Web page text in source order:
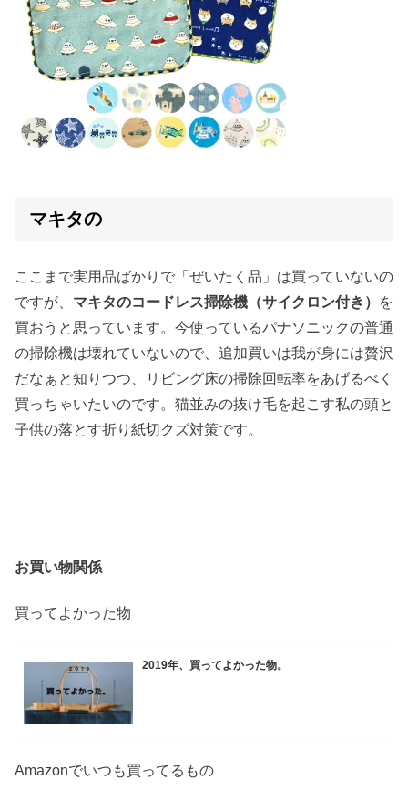
マキタの
ここまで実用品ばかりで「ぜいたく品」は買っていないの
ですが、 マキタのコードレス掃除機（サイクロン付き）
を
買おうと思っています。今使っているパナソニックの普通
の掃除機は壊れていないので、追加買いは我が身には贅沢
だなぁと知りつつ、リビング床の掃除回転率をあげるべく
買っちゃいたいのです。猫並みの抜け毛を起こす私の頭と
子供の落とす折り紙切クズ対策です。
お買い物関係
買ってよかった物
2019年、買ってよかった物。
Amazonでいつも買ってるもの